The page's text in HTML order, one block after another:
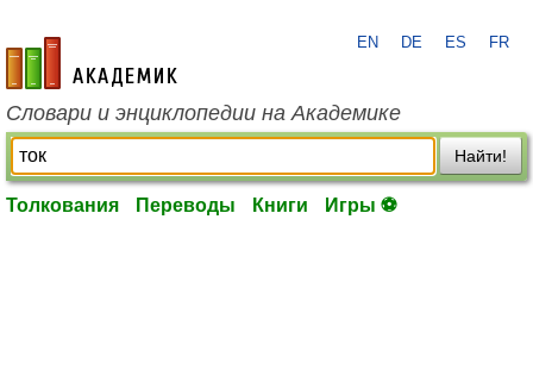
academic.ru
EN DE ES FR
Словари и энциклопедии на Академике
Найти!
Толкования Переводы Книги Игры ⚽